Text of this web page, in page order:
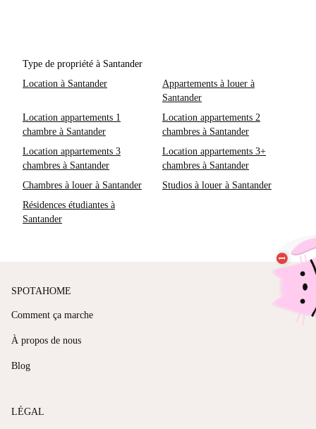
Type de propriété à Santander
Location à Santander
Appartements à louer à
Santander
Location appartements 1
chambre à Santander
Location appartements 2
chambres à Santander
Location appartements 3
chambres à Santander
Location appartements 3+
chambres à Santander
Chambres à louer à Santander
Studios à louer à Santander
Résidences étudiantes à
Santander
SPOTAHOME
Comment ça marche
À propos de nous
Blog
LÉGAL